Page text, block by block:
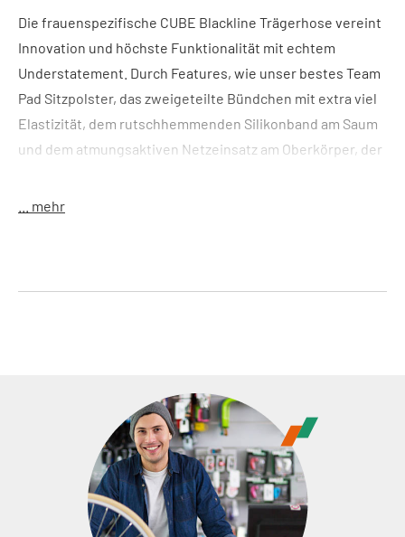
Die frauenspezifische CUBE Blackline Trägerhose vereint
Innovation und höchste Funktionalität mit echtem
Understatement. Durch Features, wie unser bestes Team
Pad Sitzpolster, das zweigeteilte Bündchen mit extra viel
Elastizität, dem rutschhemmenden Silikonband am Saum
und dem atmungsaktiven Netzeinsatz am Oberkörper, der
Körper ableitet, haben wir eine Trägerhose geschaffen,
Innensaum mit breitem Silikonband; anschmiegsamer
Nackenträger; atmungsaktiver Mesh-Einsatz im
Frontbereich; CUBE WS Team Pad - hergestellt in Italien
XS-XXXL
80% Polyamid, 20% Elastan
... mehr